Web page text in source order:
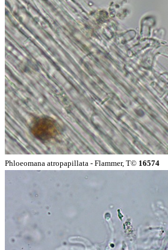
Phloeomana atropapillata - Flammer, T© 16574